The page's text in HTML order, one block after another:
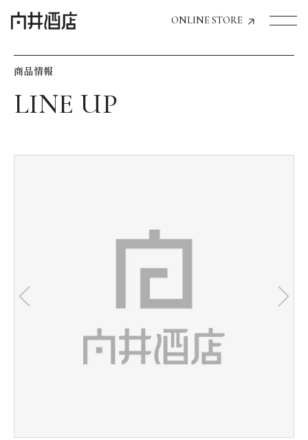
ONLINE STORE
飲食店経営のお客様
お気に入り機能の活用方法
会社情報
商品情報